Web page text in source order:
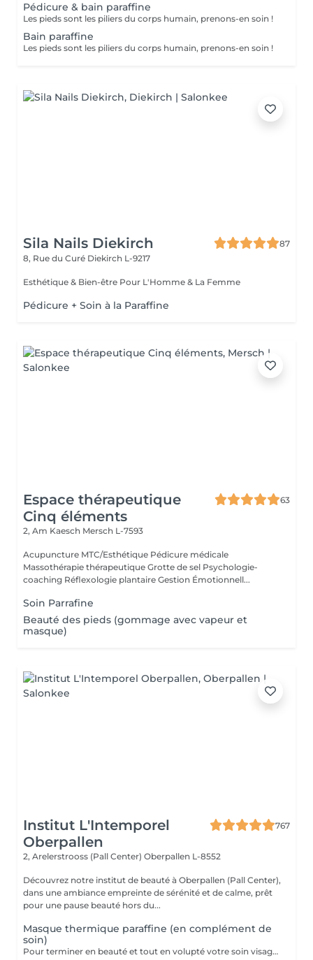
Pédicure & bain paraffine
Les pieds sont les piliers du corps humain, prenons-en soin !
Bain paraffine
Les pieds sont les piliers du corps humain, prenons-en soin !
Sila Nails Diekirch
87
8, Rue du Curé Diekirch L-9217
Esthétique & Bien-être Pour L'Homme & La Femme
Pédicure + Soin à la Paraffine
Espace thérapeutique
Cinq éléments
63
2, Am Kaesch Mersch L-7593
Acupuncture MTC/Esthétique Pédicure médicale
Massothérapie thérapeutique Grotte de sel Psychologie-
coaching Réflexologie plantaire Gestion Émotionnell...
Soin Parrafine
Beauté des pieds (gommage avec vapeur et
masque)
Institut L'Intemporel
Oberpallen
767
2, Arelerstrooss (Pall Center) Oberpallen L-8552
Découvrez notre institut de beauté à Oberpallen (Pall Center),
dans une ambiance empreinte de sérénité et de calme, prêt
pour une pause beauté hors du...
Masque thermique paraffine (en complément de
soin)
Pour terminer en beauté et tout en volupté votre soin visage, nous vous proposons le 'double masque '. Cela consiste en une application d'un masque crème bourré d'actifs hydratants/régénérants/anti-âge ou anti-oxydants suivi d'un bain de paraffine tiède. Ceci permet la pénétration intégrale du masque crème grâce à la chaleur de la paraffine et un fin de soin en douceur grâce aux actifs de la paraffine adoucissants et calmants. Une véritable sensation de détente.